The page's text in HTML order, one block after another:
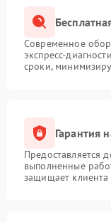
Современное
экспресс-
сроки,
Гарантия
Предоставляется
выполненные
защищает клиента